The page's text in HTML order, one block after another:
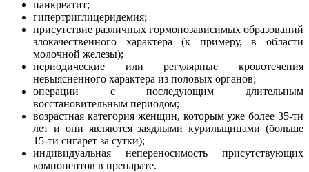
панкреатит;
гипертриглицеридемия;
присутствие различных гормонозависимых образований
злокачественного характера (к примеру, в области
молочной железы);
периодические или регулярные кровотечения
невыясненного характера из половых органов;
операции с последующим длительным
восстановительным периодом;
возрастная категория женщин, которым уже более 35-ти
лет и они являются заядлыми курильщицами (больше
15-ти сигарет за сутки);
индивидуальная непереносимость присутствующих
компонентов в препарате.